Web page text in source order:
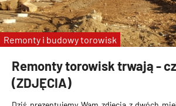
Remonty torowisk trwają -
(ZDJĘCIA)
Remonty i budowy torowisk